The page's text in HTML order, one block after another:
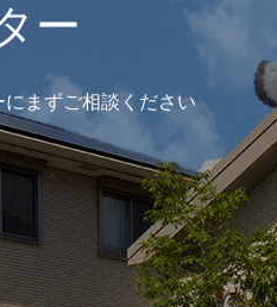
ー
まずご相談ください